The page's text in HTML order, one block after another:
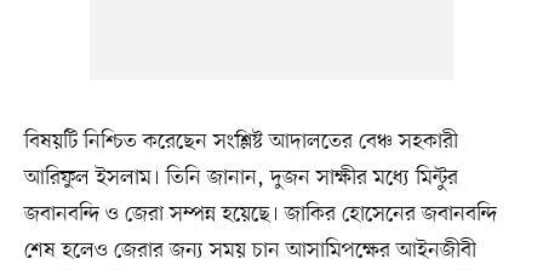
বিষয়টি নিশ্চিত করেছেন সংশ্লিষ্ট আদালতের বেঞ্চ সহকারী
আরিফুল ইসলাম। তিনি জানান, দুজন সাক্ষীর মধ্যে মিন্টুর
জবানবন্দি ও জেরা সম্পন্ন হয়েছে। জাকির হোসেনের জবানবন্দি
শেষ হলেও জেরার জন্য সময় চান আসামিপক্ষের আইনজীবী